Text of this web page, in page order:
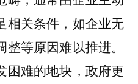
相关条件，如企业无
等原因难以推进。
困难的地块，政府更